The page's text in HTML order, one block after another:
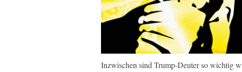
Inzwischen sind Trump-Deuter so wichtig